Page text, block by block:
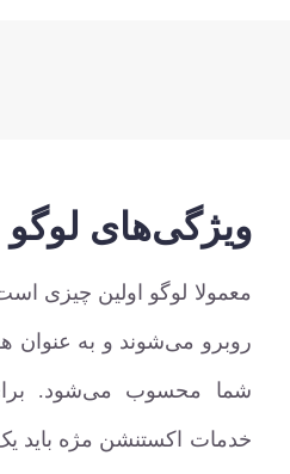
ویژگی‌های
معمولا لوگو اولین چیزی
روبرو می‌شوند و به
شما محسوب می‌شود.
خدمات اکستنشن مژه باید